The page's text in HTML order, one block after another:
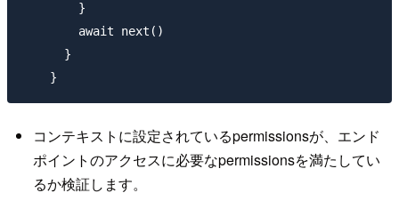
        }
        await next()
      }
コンテキストに設定されているpermissionsが、エンド
ポイントのアクセスに必要なpermissionsを満たしてい
るか検証します。